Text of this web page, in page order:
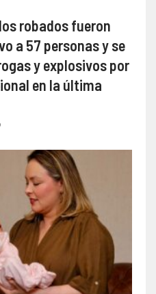
robados fueron
a 57 personas y se
y explosivos por
en la última